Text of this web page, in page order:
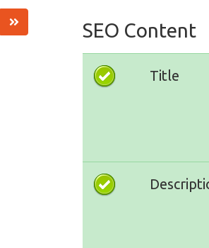
SEO Content
Title